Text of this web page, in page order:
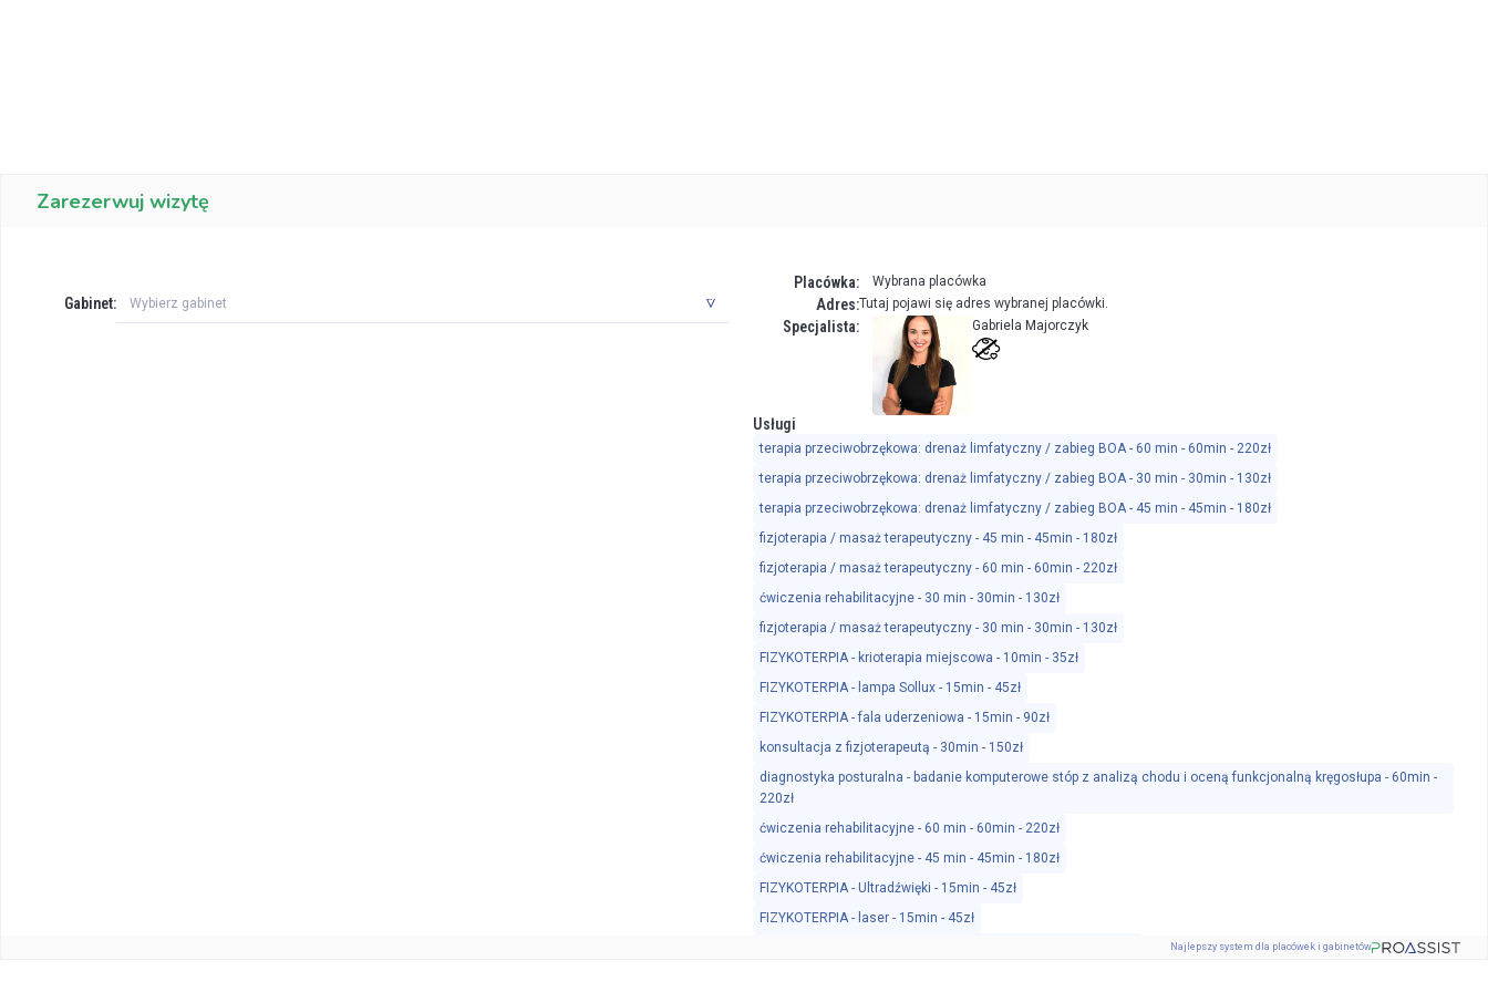
Zarezerwuj wizytę
Gabinet: Wybierz gabinet
Placówka: Wybrana placówka
Adres:Tutaj pojawi się adres wybranej placówki.
Specjalista: Gabriela Majorczyk
Usługi
terapia przeciwobrzękowa: drenaż limfatyczny / zabieg BOA - 60 min - 60min - 220zł
terapia przeciwobrzękowa: drenaż limfatyczny / zabieg BOA - 30 min - 30min - 130zł
terapia przeciwobrzękowa: drenaż limfatyczny / zabieg BOA - 45 min - 45min - 180zł
fizjoterapia / masaż terapeutyczny - 45 min - 45min - 180zł
fizjoterapia / masaż terapeutyczny - 60 min - 60min - 220zł
ćwiczenia rehabilitacyjne - 30 min - 30min - 130zł
fizjoterapia / masaż terapeutyczny - 30 min - 30min - 130zł
FIZYKOTERPIA - krioterapia miejscowa - 10min - 35zł
FIZYKOTERPIA - lampa Sollux - 15min - 45zł
FIZYKOTERPIA - fala uderzeniowa - 15min - 90zł
konsultacja z fizjoterapeutą - 30min - 150zł
diagnostyka posturalna - badanie komputerowe stóp z analizą chodu i oceną funkcjonalną kręgosłupa - 60min -
220zł
ćwiczenia rehabilitacyjne - 60 min - 60min - 220zł
ćwiczenia rehabilitacyjne - 45 min - 45min - 180zł
FIZYKOTERPIA - Ultradźwięki - 15min - 45zł
FIZYKOTERPIA - laser - 15min - 45zł
Najlepszy system dla placówek i gabinetów